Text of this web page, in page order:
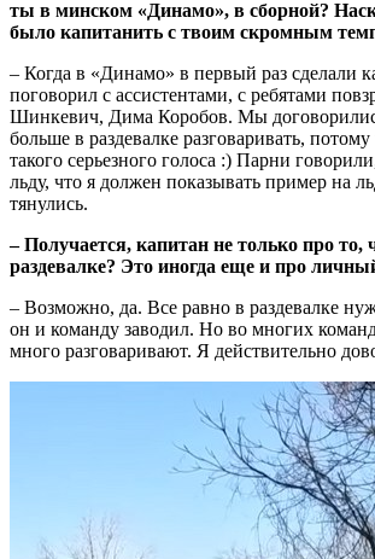
ты в минском «Динамо», в сборной?
было капитанить с твоим скромным
– Когда в «Динамо» в первый раз сделали
поговорил с ассистентами, с ребятами
Шинкевич, Дима Коробов. Мы
больше в раздевалке разговаривать,
такого серьезного голоса :) Парни
льду, что я должен показывать пример на
тянулись.
– Получается, капитан не только про то,
раздевалке? Это иногда еще и про
– Возможно, да. Все равно в раздевалке
он и команду заводил. Но во многих
много разговаривают. Я действительно